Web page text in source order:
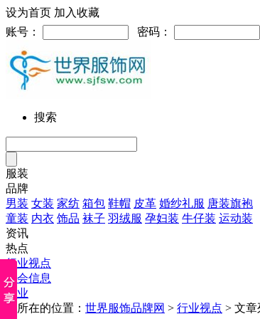
设为首页 加入收藏
账号：
密码：
搜索
服装
品牌
男装 女装 家纺 箱包 鞋帽 皮革 婚纱礼服 唐装旗袍
童装 内衣 饰品 袜子 羽绒服 孕妇装 牛仔装 运动装
资讯
热点
行业视点
展会信息
企业
您所在的位置： 世界服饰品牌网 > 行业视点 > 文章